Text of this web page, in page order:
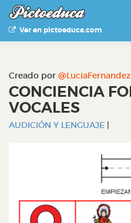
Ver en pictoeduca.com
Creado por
CONCIENCIA
VOCALES
AUDICIÓN Y LENGUAJE |